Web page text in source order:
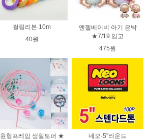
컬링리본 10m
40원
엔젤베이비 아기 은박
★7/19 입고
475원
원형프레임 생일토퍼 ★
네오-5"라운드